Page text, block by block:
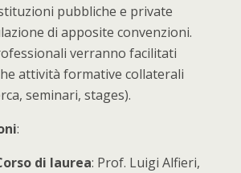
pubbliche e private
di apposite convenzioni.
verranno facilitati
attività formative collaterali
seminari, stages).
:
di laurea: Prof. Luigi Alfieri,